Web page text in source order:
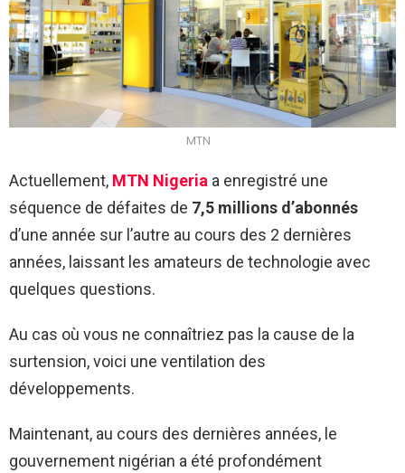
MTN
Actuellement, MTN Nigeria a enregistré une
séquence de défaites de 7,5 millions d’abonnés
d’une année sur l’autre au cours des 2 dernières
années, laissant les amateurs de technologie avec
quelques questions.
Au cas où vous ne connaîtriez pas la cause de la
surtension, voici une ventilation des
développements.
Maintenant, au cours des dernières années, le
gouvernement nigérian a été profondément